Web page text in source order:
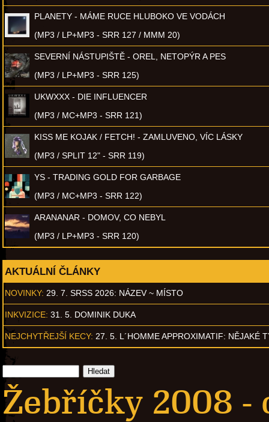
PLANETY - MÁME RUCE HLUBOKO VE VODÁCH
(MP3 / LP+MP3 - SRR 127 / MMM 20)
SEVERNÍ NÁSTUPIŠTĚ - OREL, NETOPÝR A PES
(MP3 / LP+MP3 - SRR 125)
UKWXXX - DIE INFLUENCER
(MP3 / MC+MP3 - SRR 121)
KISS ME KOJAK / FETCH! - ZAMLUVENO, VÍC LÁSKY
(MP3 / SPLIT 12" - SRR 119)
YS - TRADING GOLD FOR GARBAGE
(MP3 / MC+MP3 - SRR 122)
ARANANAR - DOMOV, CO NEBYL
(MP3 / LP+MP3 - SRR 120)
AKTUÁLNÍ ČLÁNKY
NOVINKY: 29. 7. SRSS 2026: NÁZEV ~ MÍSTO
INKVIZICE: 31. 5. DOMINIK DUKA
NEJCHYTŘEJŠÍ KECY: 27. 5. L´HOMME APPROXIMATIF: NĚJAKÉ
Žebříčky 2008 -